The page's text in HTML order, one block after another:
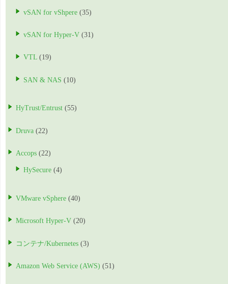
vSAN for vShpere (35)
vSAN for Hyper-V (31)
VTL (19)
SAN & NAS (10)
HyTrust/Entrust (55)
Druva (22)
Accops (22)
HySecure (4)
VMware vSphere (40)
Microsoft Hyper-V (20)
コンテナ/Kubernetes (3)
Amazon Web Service (AWS) (51)